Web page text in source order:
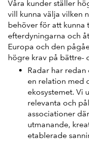
Våra kunder ställer
vill kunna välja vilken
behöver för att kunna
efterdyningarna och
Europa och den
högre krav på bättre-
Radar har
en relation med
ekosystemet. Vi
relevanta och
associationer
utmanande,
etablerade